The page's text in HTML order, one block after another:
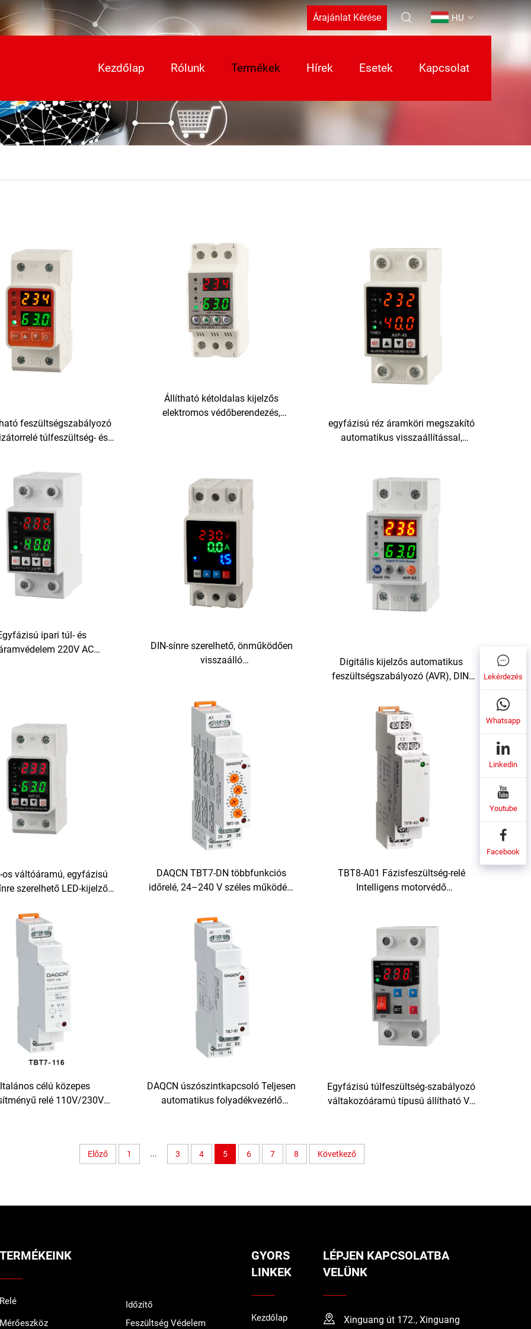
Árajánlat Kérése HU
Kezdőlap Rólunk Termékek Hírek Esetek Kapcsolat
feszültségszabályozó
túlfeszültség- és
túláramvédelemmel
Állítható kétoldalas kijelzős
elektromos védőberendezés,
egyfázisú réz áramköri megszakító
automatikus visszaállítással,
ipari túl- és
220V AC
DIN-sínre szerelhető, önműködően
visszaálló
LED-jelzéssel
Digitális kijelzős automatikus
feszültségszabályozó (AVR), DIN-
túlfeszültség- és
túláramvédelemmel, 220 V / 230 V
AC, 50 / 60 Hz, DIN-sínre szerelhető
feszültségvédő
os váltóáramú, egyfázisú
szerelhető LED-kijelző
alacsonyfeszültség-
(PC) anyagból
készült
DAQCN TBT7-DN többfunkciós
időrelé, 24–240 V széles működési
szerelhető időrelé, bekapcsolási
időzítő
TBT8-A01 Fázisfeszültség-relé
Intelligens motorvédő
célú közepes
relé 110V/230V
DAQCN úszószintkapcsoló Teljesen
automatikus folyadékvezérlő
Egyfázisú túlfeszültség-szabályozó
váltakozóáramú típusú állítható VA
Előző 1 ... 3 4 5 6 7 8 Következő
Lekérdezés
Whatsapp
Linkedin
Youtube
Facebook
TERMÉKEINK
Relé
Időzítő
Mérőeszköz
Feszültség Védelem
GYORS
LINKEK
Kezdőlap
LÉPJEN KAPCSOLATBA
VELÜNK
Xinguang út 172., Xinguang